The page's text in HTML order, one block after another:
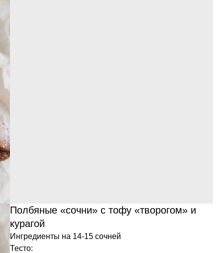
Полбяные «сочни» с тофу «творогом» и
курагой
Ингредиенты на 14-15 сочней
Тесто: